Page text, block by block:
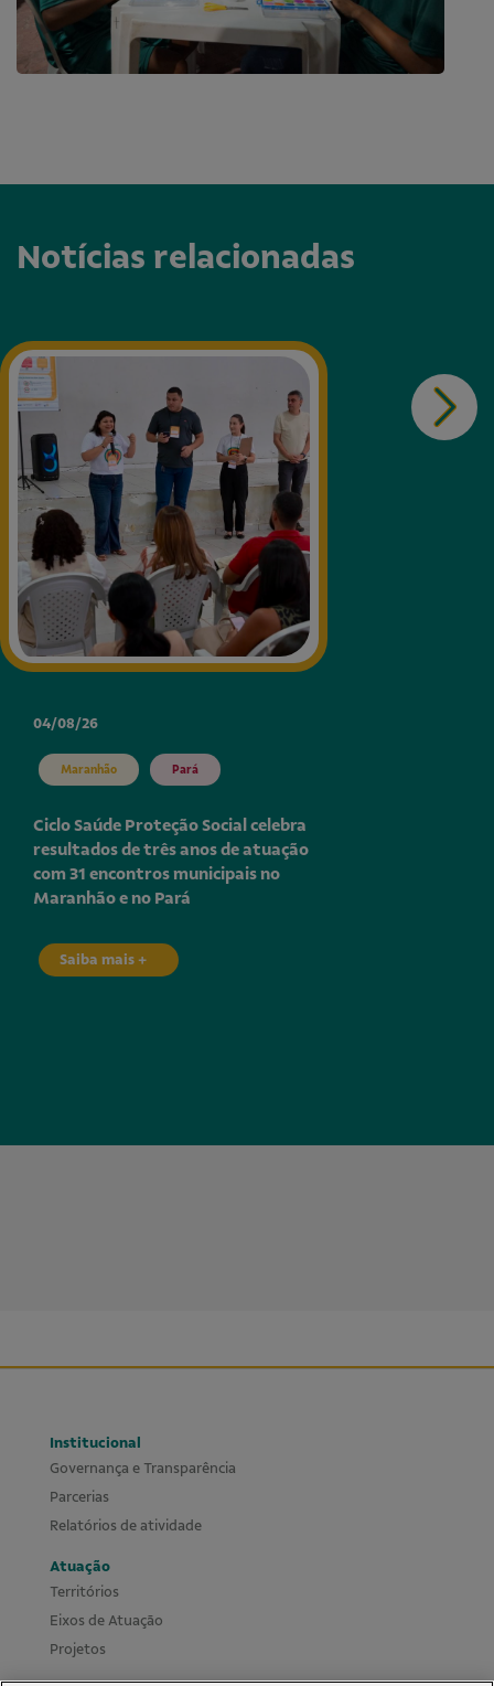
Notícias relacionadas
04/08/26
Maranhão Pará
Ciclo Saúde Proteção Social celebra
resultados de três anos de atuação
com 31 encontros municipais no
Maranhão e no Pará
Saiba mais +
Institucional
Governança e Transparência
Parcerias
Relatórios de atividade
Atuação
Territórios
Eixos de Atuação
Projetos